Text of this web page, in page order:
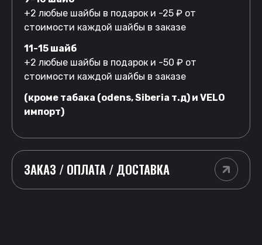
+2 любые шайбы в подарок и -25 ₽ от
стоимости каждой шайбы в заказе
11-15 шайб
+2 любые шайбы в подарок и -50 ₽ от
стоимости каждой шайбы в заказе
(кроме табака (odens, Siberia т.д) и VELO
импорт)
ЗАКАЗ / ОПЛАТА / ДОСТАВКА